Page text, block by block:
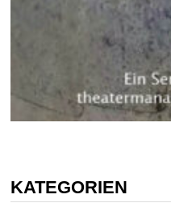
KATEGORIEN